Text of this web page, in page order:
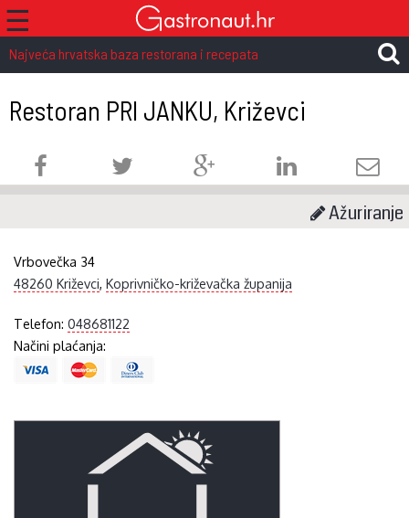
☰
Najveća hrvatska baza restorana i recepata
Restoran PRI JANKU, Križevci
Ažuriranje
Vrbovečka 34
48260 Križevci,Koprivničko-križevačka županija
Telefon:048681122
Načini plaćanja: